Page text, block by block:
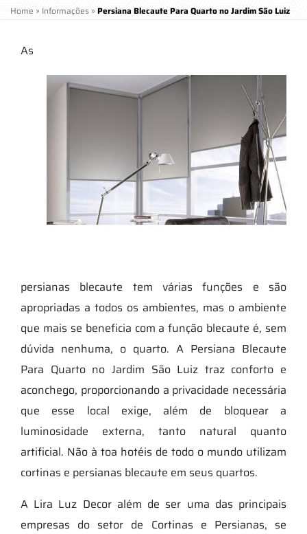
Home » Informações » Persiana Blecaute Para Quarto no Jardim São Luiz
As
persianas blecaute tem várias funções e são
apropriadas a todos os ambientes, mas o ambiente
que mais se beneficia com a função blecaute é, sem
dúvida nenhuma, o quarto. A Persiana Blecaute
Para Quarto no Jardim São Luiz traz conforto e
aconchego, proporcionando a privacidade necessária
que esse local exige, além de bloquear a
luminosidade externa, tanto natural quanto
artificial. Não à toa hotéis de todo o mundo utilizam
cortinas e persianas blecaute em seus quartos.
A Lira Luz Decor além de ser uma das principais
empresas do setor de Cortinas e Persianas, se